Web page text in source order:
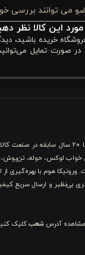
و هم از نظر بصری
را برآورده
خود داشته
به‌صورت شفاف و
ازپارچه
با پوست شما
می توانند بررسی
این کالا نظر
خریده باشید،
صورت تمایل
با ۲۰ سال سابقه در صنعت
خواب لوکس، حوله،
ورونیکا هوم با بهره‌گیری از
و ارسال سریع
شعبکلیک